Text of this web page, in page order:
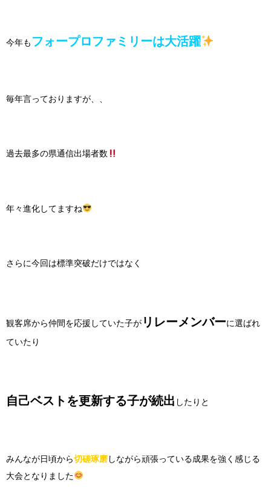
今年も フォープロファミリーは大活躍
毎年言っておりますが、、
過去最多の県通信出場者数
年々進化してますね
さらに今回は標準突破だけではなく
観客席から仲間を応援していた子が リレーメンバーに選ばれ
ていたり
自己ベストを更新する子が続出 したりと
みんなが日頃から切磋琢磨 しながら頑張っている成果を強く感じる
大会となりました